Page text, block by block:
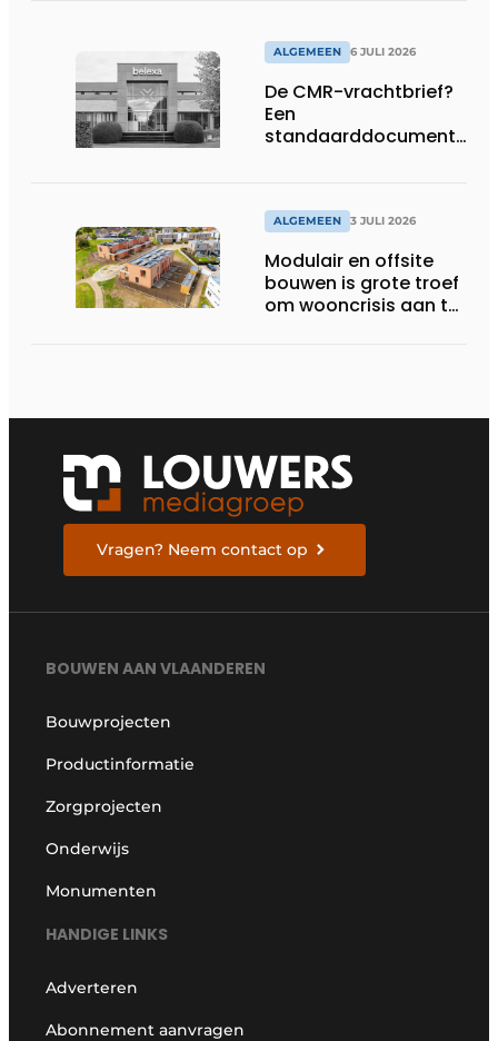
ALGEMEEN 6 JULI 2026
De CMR-vrachtbrief?
Een
standaarddocument
ALGEMEEN 3 JULI 2026
Modulair en offsite
bouwen is grote troef
om wooncrisis aan te
Vragen? Neem contact op
BOUWEN AAN VLAANDEREN
Bouwprojecten
Productinformatie
Zorgprojecten
Onderwijs
Monumenten
HANDIGE LINKS
Adverteren
Abonnement aanvragen